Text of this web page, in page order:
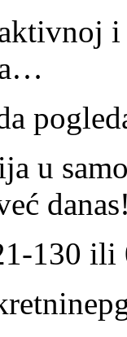
u
130 ili